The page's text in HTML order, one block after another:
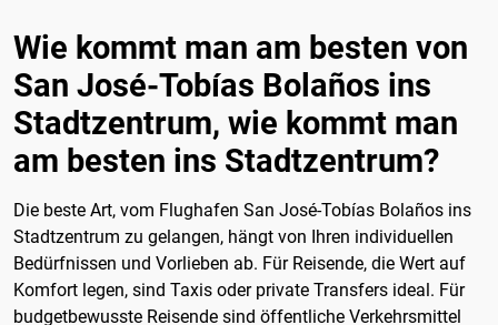
Wie kommt man am besten von
San José-Tobías Bolaños ins
Stadtzentrum, wie kommt man
am besten ins Stadtzentrum?
Die beste Art, vom Flughafen San José-Tobías Bolaños ins
Stadtzentrum zu gelangen, hängt von Ihren individuellen
Bedürfnissen und Vorlieben ab. Für Reisende, die Wert auf
Komfort legen, sind Taxis oder private Transfers ideal. Für
budgetbewusste Reisende sind öffentliche Verkehrsmittel